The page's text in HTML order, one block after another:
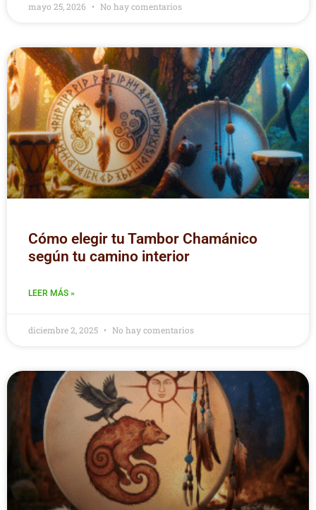
mayo 25, 2026 No hay comentarios
Cómo elegir tu Tambor Chamánico
según tu camino interior
LEER MÁS »
diciembre 2, 2025 No hay comentarios